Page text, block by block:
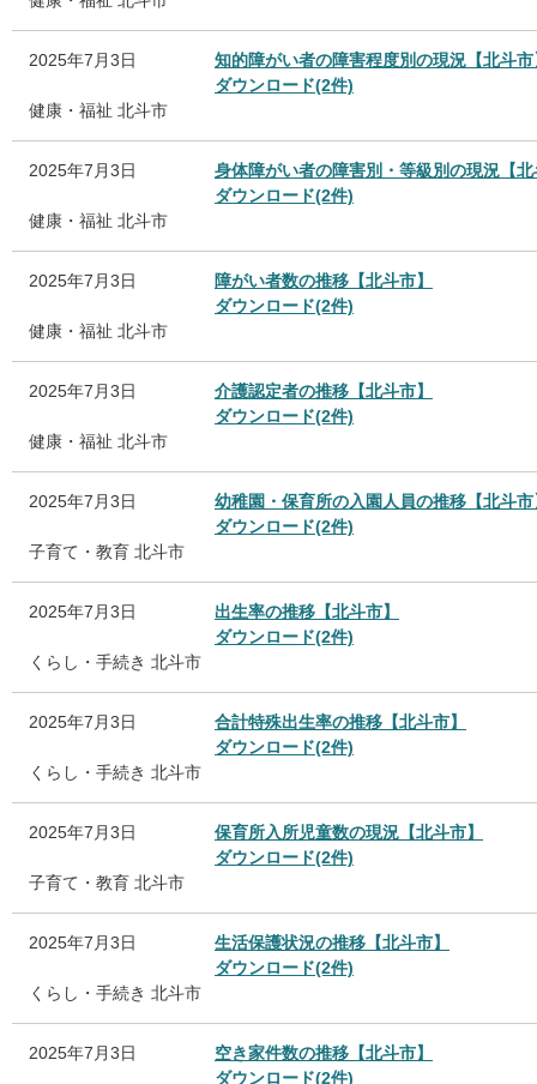
2025年7月3日
知的障がい者の障害程度別の現況【北斗市
ダウンロード(2件)
健康・福祉 北斗市
2025年7月3日
身体障がい者の障害別・等級別の現況【
ダウンロード(2件)
健康・福祉 北斗市
2025年7月3日
障がい者数の推移【北斗市】
ダウンロード(2件)
健康・福祉 北斗市
2025年7月3日
介護認定者の推移【北斗市】
ダウンロード(2件)
健康・福祉 北斗市
2025年7月3日
幼稚園・保育所の入園人員の推移【北斗市
ダウンロード(2件)
子育て・教育 北斗市
2025年7月3日
出生率の推移【北斗市】
ダウンロード(2件)
くらし・手続き 北斗市
2025年7月3日
合計特殊出生率の推移【北斗市】
ダウンロード(2件)
くらし・手続き 北斗市
2025年7月3日
保育所入所児童数の現況【北斗市】
ダウンロード(2件)
子育て・教育 北斗市
2025年7月3日
生活保護状況の推移【北斗市】
ダウンロード(2件)
くらし・手続き 北斗市
2025年7月3日
空き家件数の推移【北斗市】
ダウンロード(2件)